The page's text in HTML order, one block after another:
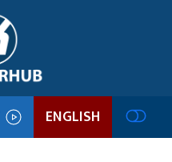
ENGLISH